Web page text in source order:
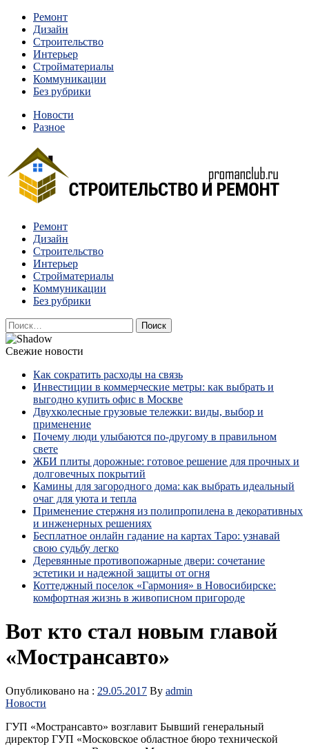
Перейти
содержимому
Ремонт
Дизайн
Строительство
Интерьер
Стройматериалы
Коммуникации
Без рубрики
Новости
Разное
Строительство и ремонт
Квартиры и дома, в которых живут разные люди, очень
отличаются между собой.
Ремонт
Дизайн
Строительство
Интерьер
Стройматериалы
Коммуникации
Без рубрики
Найти:
Свежие новости
Как сократить расходы на связь
Инвестиции в коммерческие метры: как выбрать и
выгодно купить офис в Москве
Двухколесные грузовые тележки: виды, выбор и
применение
Почему люди улыбаются по‑другому в правильном
свете
ЖБИ плиты дорожные: готовое решение для прочных и
долговечных покрытий
Камины для загородного дома: как выбрать идеальный
очаг для уюта и тепла
Применение стержня из полипропилена в декоративных
и инженерных решениях
Бесплатное онлайн гадание на картах Таро: узнавай
свою судьбу легко
Деревянные противопожарные двери: сочетание
эстетики и надежной защиты от огня
Коттеджный поселок «Гармония» в Новосибирске:
комфортная жизнь в живописном пригороде
Вот кто стал новым главой
«Мострансавто»
Опубликовано на : 29.05.2017 By admin
Новости
ГУП «Мострансавто» возглавит Бывший генеральный
директор ГУП «Московское областное бюро технической